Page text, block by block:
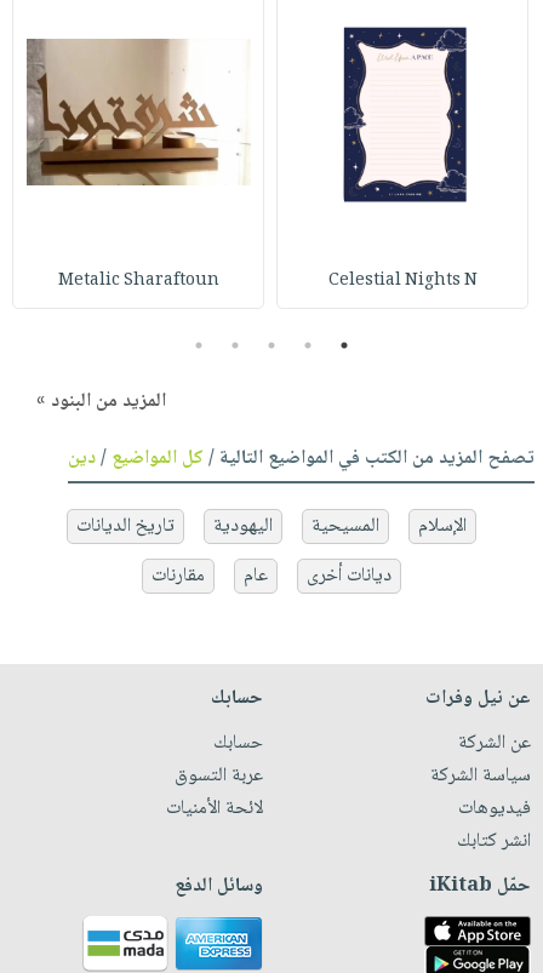
Celestial Nights N
Metalic Sharaftoun
1
2
3
4
5
المزيد من البنود »
تصفح المزيد من الكتب في المواضيع التالية /كل المواضيع/دين
الإسلام المسيحية اليهودية
تاريخ الديانات
ديانات أخرى
عام مقارنات
عن نيل وفرات
عن الشركة
سياسة الشركة
فيديوهات
انشر كتابك
حسابك
حسابك
عربة التسوق
لائحة الأمنيات
حمّل iKitab وسائل الدفع